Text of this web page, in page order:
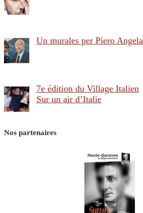
Un murales per Piero Angela
7e édition du Village Italien
Sur un air d’Italie
Nos partenaires